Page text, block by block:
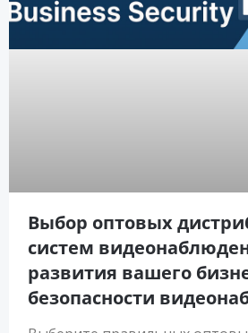
Выбор оптовых
систем
развития вашего
безопасности